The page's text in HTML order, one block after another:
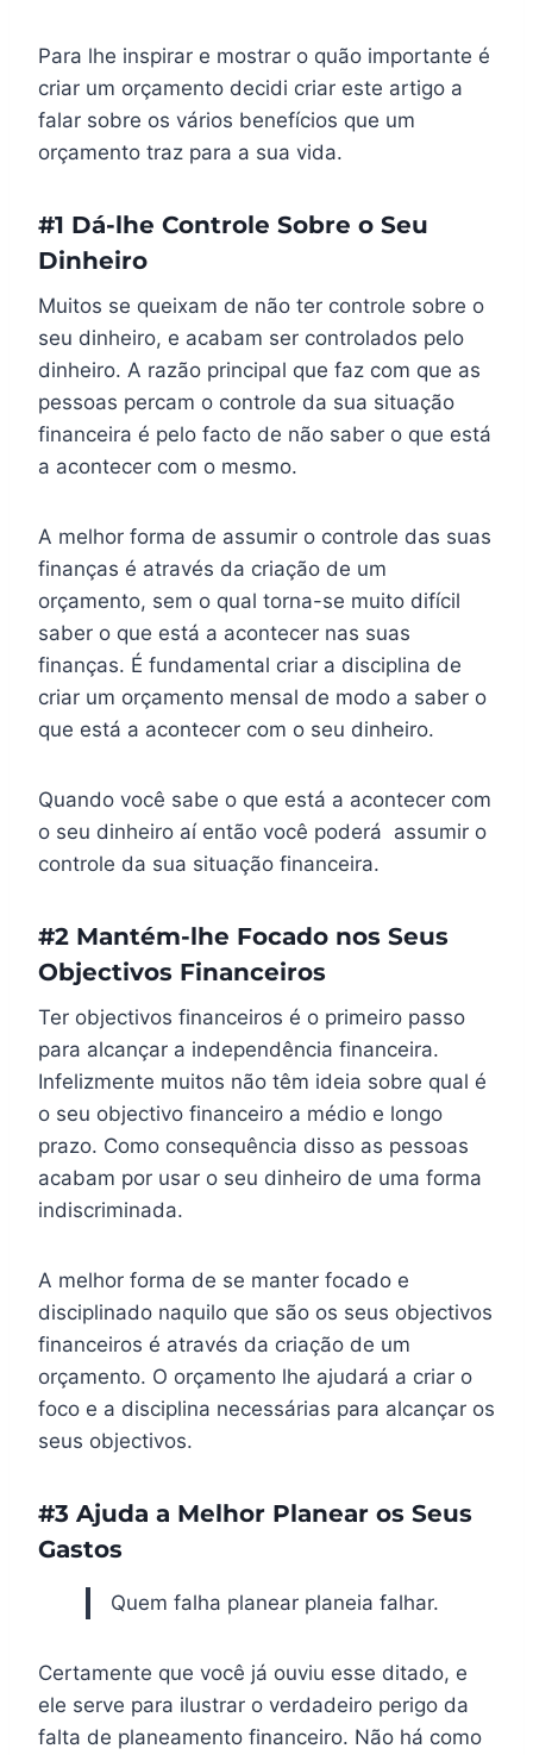
Para lhe inspirar e mostrar o quão importante é
criar um orçamento decidi criar este artigo a
falar sobre os vários benefícios que um
orçamento traz para a sua vida.
#1 Dá-lhe Controle Sobre o Seu
Dinheiro
Muitos se queixam de não ter controle sobre o
seu dinheiro, e acabam ser controlados pelo
dinheiro. A razão principal que faz com que as
pessoas percam o controle da sua situação
financeira é pelo facto de não saber o que está
a acontecer com o mesmo.
A melhor forma de assumir o controle das suas
finanças é através da criação de um
orçamento, sem o qual torna-se muito difícil
saber o que está a acontecer nas suas
finanças. É fundamental criar a disciplina de
criar um orçamento mensal de modo a saber o
que está a acontecer com o seu dinheiro.
Quando você sabe o que está a acontecer com
o seu dinheiro aí então você poderá assumir o
controle da sua situação financeira.
#2 Mantém-lhe Focado nos Seus
Objectivos Financeiros
Ter objectivos financeiros é o primeiro passo
para alcançar a independência financeira.
Infelizmente muitos não têm ideia sobre qual é
o seu objectivo financeiro a médio e longo
prazo. Como consequência disso as pessoas
acabam por usar o seu dinheiro de uma forma
indiscriminada.
A melhor forma de se manter focado e
disciplinado naquilo que são os seus objectivos
financeiros é através da criação de um
orçamento. O orçamento lhe ajudará a criar o
foco e a disciplina necessárias para alcançar os
seus objectivos.
#3 Ajuda a Melhor Planear os Seus
Gastos
Quem falha planear planeia falhar.
Certamente que você já ouviu esse ditado, e
ele serve para ilustrar o verdadeiro perigo da
falta de planeamento financeiro. Não há como